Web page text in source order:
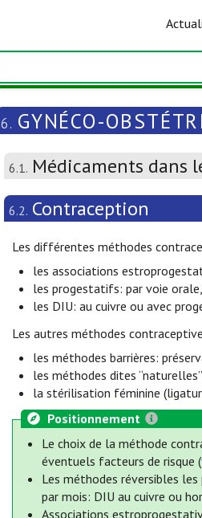
6. GYNÉCO-
6.1. Médicaments dans
6.2. Contraception
Les différentes méthodes
les associations
les progestatifs: par voie
les DIU: au cuivre ou avec
Les autres méthodes
les méthodes barrières:
les méthodes dites “naturelles”
la stérilisation féminine
Positionnement
Le choix de la méthode
éventuels facteurs de risque (
Les méthodes réversibles
par mois: DIU au cuivre ou
Associations